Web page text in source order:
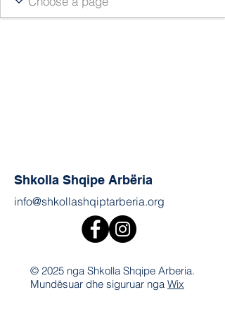
Shkolla Shqipe Arbëria
info@shkollashqiptarberia.org
© 2025 nga Shkolla Shqipe Arberia.
Mundësuar dhe siguruar nga Wix